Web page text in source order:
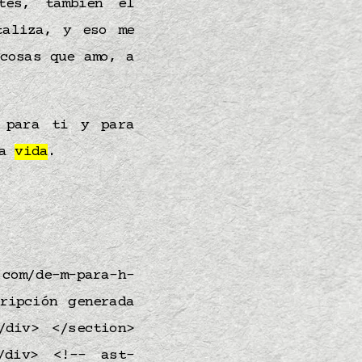
también el
y eso me
que amo, a
para ti y para
vida.